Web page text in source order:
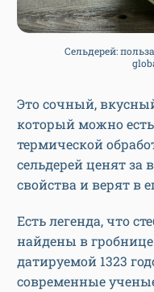
Сельдерей:
Это сочный,
который можно
термической
сельдерей ценят за
свойства и верят в
Есть легенда, что
найдены в
датируемой 1323
современные